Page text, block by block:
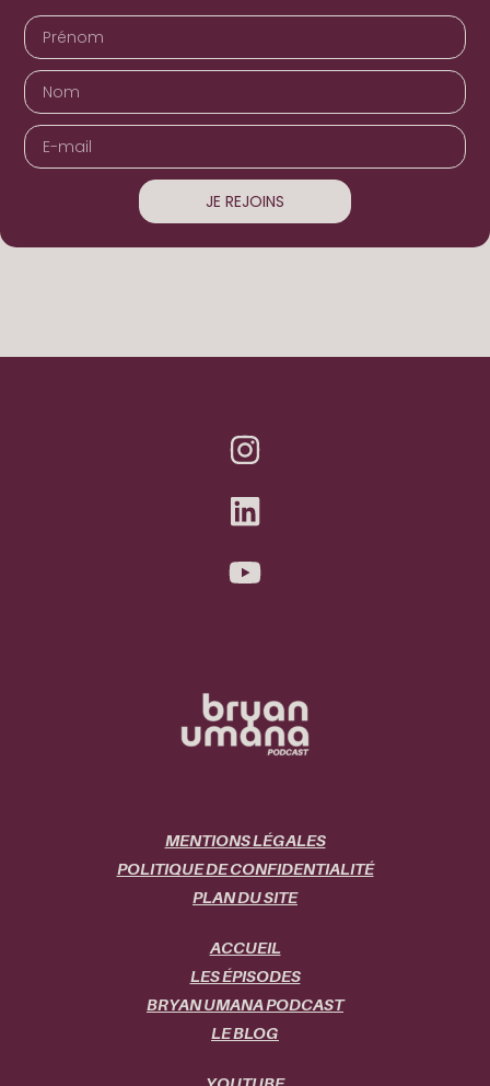
JE REJOINS
MENTIONS LÉGALES
POLITIQUE DE CONFIDENTIALITÉ
PLAN DU SITE
ACCUEIL
LES ÉPISODES
BRYAN UMANA PODCAST
LE BLOG